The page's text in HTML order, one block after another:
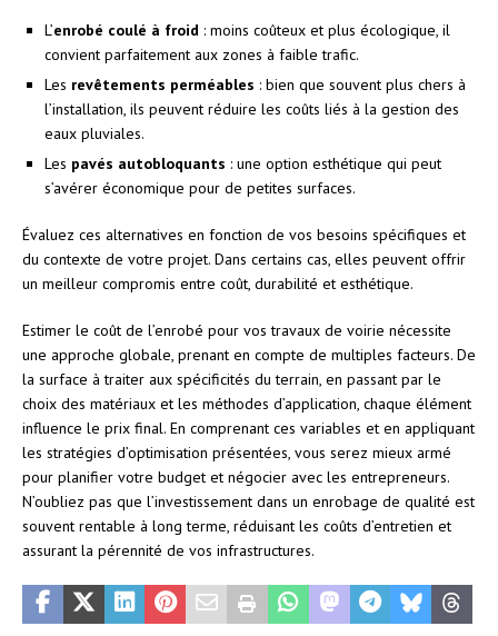
L’enrobé coulé à froid : moins coûteux et plus écologique, il
convient parfaitement aux zones à faible trafic.
Les revêtements perméables : bien que souvent plus chers à
l’installation, ils peuvent réduire les coûts liés à la gestion des
eaux pluviales.
Les pavés autobloquants : une option esthétique qui peut
s’avérer économique pour de petites surfaces.
Évaluez ces alternatives en fonction de vos besoins spécifiques et
du contexte de votre projet. Dans certains cas, elles peuvent offrir
un meilleur compromis entre coût, durabilité et esthétique.
Estimer le coût de l’enrobé pour vos travaux de voirie nécessite
une approche globale, prenant en compte de multiples facteurs. De
la surface à traiter aux spécificités du terrain, en passant par le
choix des matériaux et les méthodes d’application, chaque élément
influence le prix final. En comprenant ces variables et en appliquant
les stratégies d’optimisation présentées, vous serez mieux armé
pour planifier votre budget et négocier avec les entrepreneurs.
N’oubliez pas que l’investissement dans un enrobage de qualité est
souvent rentable à long terme, réduisant les coûts d’entretien et
assurant la pérennité de vos infrastructures.